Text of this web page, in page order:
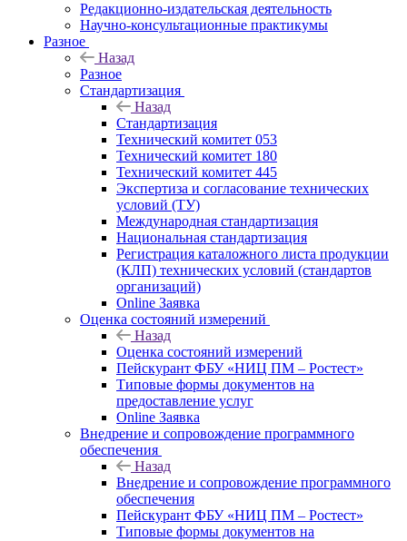
Редакционно-издательская деятельность
Научно-консультационные практикумы
Разное
Назад
Разное
Стандартизация
Назад
Стандартизация
Технический комитет 053
Технический комитет 180
Технический комитет 445
Экспертиза и согласование технических
условий (ТУ)
Международная стандартизация
Национальная стандартизация
Регистрация каталожного листа продукции
(КЛП) технических условий (стандартов
организаций)
Online Заявка
Оценка состояний измерений
Назад
Оценка состояний измерений
Пейскурант ФБУ «НИЦ ПМ – Ростест»
Типовые формы документов на
предоставление услуг
Online Заявка
Внедрение и сопровождение программного
обеспечения
Назад
Внедрение и сопровождение программного
обеспечения
Пейскурант ФБУ «НИЦ ПМ – Ростест»
Типовые формы документов на